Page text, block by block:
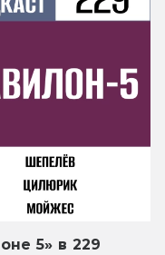
5» в 229